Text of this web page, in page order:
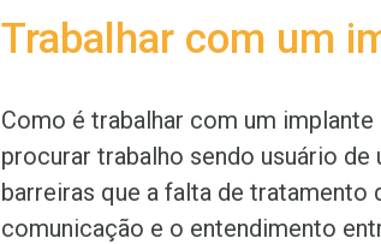
Trabalhar com um
Como é trabalhar com um
procurar trabalho sendo usuário
barreiras que a falta de tratamento
comunicação e o entendimento